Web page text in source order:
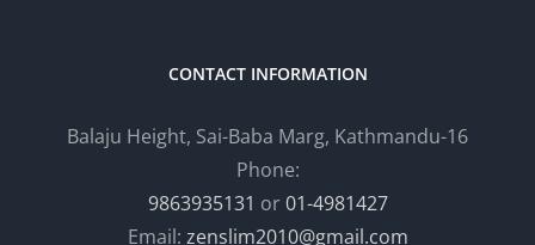
CONTACT INFORMATION
Balaju Height, Sai-Baba Marg, Kathmandu-16
Phone:
9863935131 or01-4981427
Email: zenslim2010@gmail.com